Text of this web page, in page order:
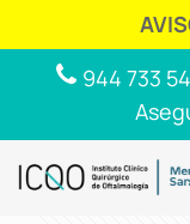
944 733